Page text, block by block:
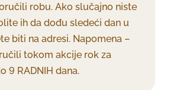
robu. Ako slučajno niste
ih da dođu sledeći dan u
biti na adresi. Napomena –
tokom akcije rok za
9 RADNIH dana.